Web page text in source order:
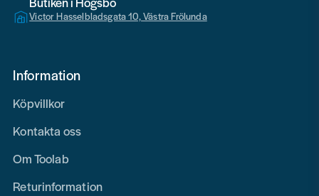
Victor Hasselbladsgata 10, Västra Frölunda
Information
Köpvillkor
Kontakta oss
Om Toolab
Returinformation